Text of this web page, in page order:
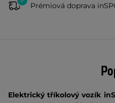
Prémiová doprava
Elektrický tříkolový vozík